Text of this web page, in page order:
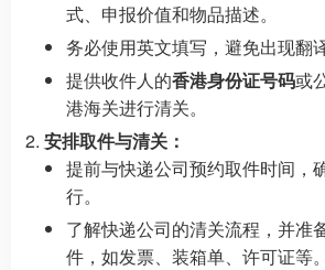
式、申报价值和物品描述。
务必使用英文填写，避免出现翻
提供收件人的香港身份证号码或
港海关进行清关。
安排取件与清关：
提前与快递公司预约取件时间，
行。
了解快递公司的清关流程，并准
件，如发票、装箱单、许可证等。